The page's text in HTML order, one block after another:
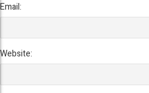
Email:
Website: